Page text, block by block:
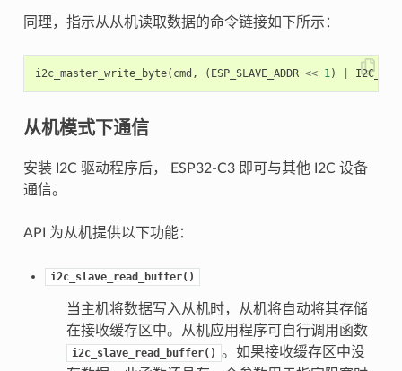
同理，指示从从机读取数据的命令链接如下所示：
i2c_master_write_byte( cmd , ( ESP_SLAVE_ADDR << 1)
从机模式下通信
安装 I2C 驱动程序后， ESP32-C3 即可与其他 I2C 设备
通信。
API 为从机提供以下功能：
i2c_slave_read_buffer()
当主机将数据写入从机时，从机将自动将其存储
在接收缓存区中。从机应用程序可自行调用函数
i2c_slave_read_buffer() 。如果接收缓存区中没